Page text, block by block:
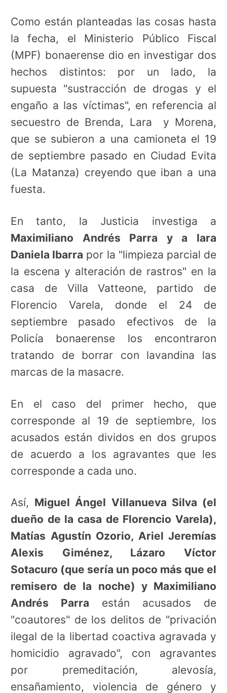
Como están planteadas las cosas hasta
la fecha, el Ministerio Público Fiscal
(MPF) bonaerense dio en investigar dos
hechos distintos: por un lado, la
supuesta "sustracción de drogas y el
engaño a las víctimas", en referencia al
secuestro de Brenda, Lara y Morena,
que se subieron a una camioneta el 19
de septiembre pasado en Ciudad Evita
(La Matanza) creyendo que iban a una
fuesta.
En tanto, la Justicia investiga a
Maximiliano Andrés Parra y a Iara
Daniela Ibarra por la "limpieza parcial de
la escena y alteración de rastros" en la
casa de Villa Vatteone, partido de
Florencio Varela, donde el 24 de
septiembre pasado efectivos de la
Policía bonaerense los encontraron
tratando de borrar con lavandina las
marcas de la masacre.
En el caso del primer hecho, que
corresponde al 19 de septiembre, los
acusados están dividos en dos grupos
de acuerdo a los agravantes que les
corresponde a cada uno.
Así, Miguel Ángel Villanueva Silva (el
dueño de la casa de Florencio Varela),
Matías Agustín Ozorio, Ariel Jeremías
Alexis Giménez, Lázaro Víctor
Sotacuro (que sería un poco más que el
remisero de la noche) y Maximiliano
Andrés Parra están acusados de
"coautores" de los delitos de "privación
ilegal de la libertad coactiva agravada y
homicidio agravado", con agravantes
por premeditación, alevosía,
ensañamiento, violencia de género y